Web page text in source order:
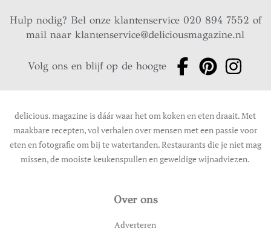
Hulp nodig? Bel onze klantenservice 020 894 7552 of
mail naarklantenservice@deliciousmagazine.nl
Volg ons en blijf op de hoogte
delicious. magazine is dáár waar het om koken en eten draait. Met
maakbare recepten, vol verhalen over mensen met een passie voor
eten en fotografie om bij te watertanden. Restaurants die je niet mag
missen, de mooiste keukenspullen en geweldige wijnadviezen.
Over ons
Adverteren